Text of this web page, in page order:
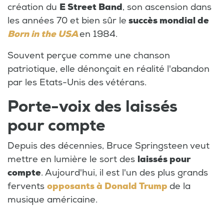
création du E Street Band, son ascension dans
les années 70 et bien sûr le succès mondial de
Born in the USAen 1984.
Souvent perçue comme une chanson
patriotique, elle dénonçait en réalité l'abandon
par les Etats-Unis des vétérans.
Porte-voix des laissés
pour compte
Depuis des décennies, Bruce Springsteen veut
mettre en lumière le sort des laissés pour
compte. Aujourd'hui, il est l'un des plus grands
fervents opposants à Donald Trump de la
musique américaine.